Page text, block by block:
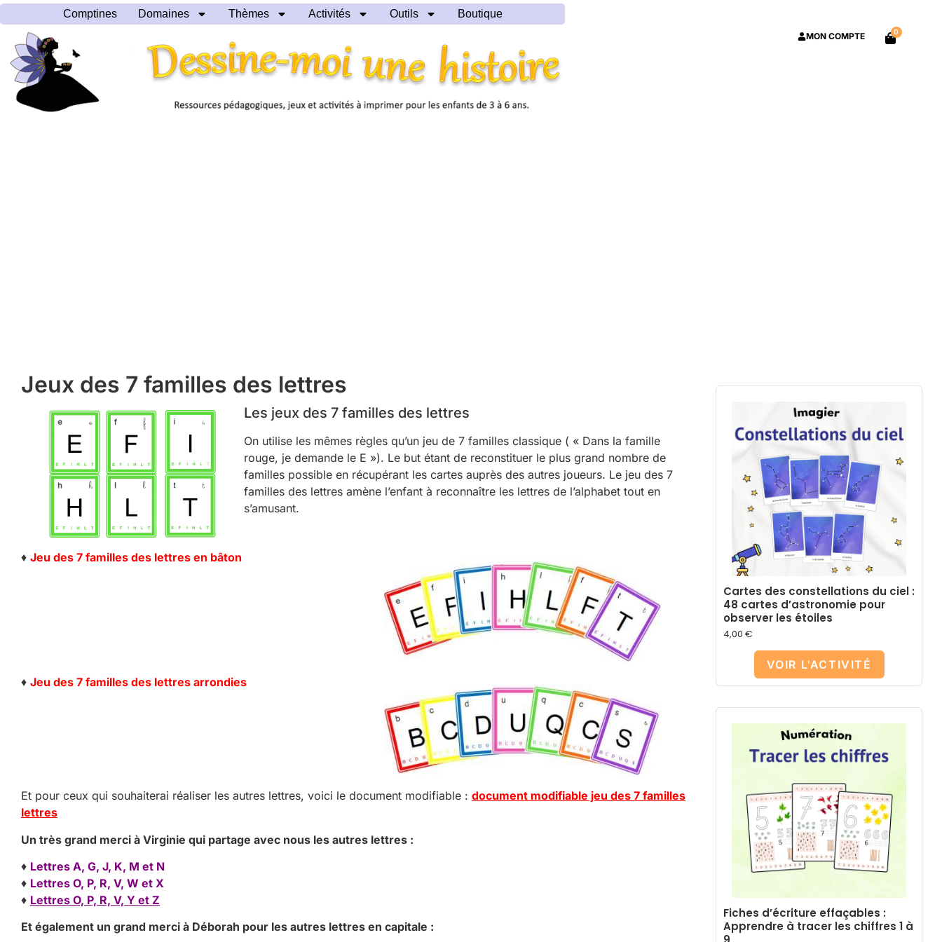
MON COMPTE 0
Comptines Domaines Thèmes Activités Outils Boutique
Jeux des 7 familles des lettres
Les jeux des 7 familles des lettres
On utilise les mêmes règles qu’un jeu de 7 familles classique ( « Dans la famille
rouge, je demande le E »). Le but étant de reconstituer le plus grand nombre de
familles possible en récupérant les cartes auprès des autres joueurs. Le jeu des 7
familles des lettres amène l’enfant à reconnaître les lettres de l’alphabet tout en
s’amusant.
♦ Jeu des 7 familles des lettres en bâton
♦ Jeu des 7 familles des lettres arrondies
Et pour ceux qui souhaiterai réaliser les autres lettres, voici le document modifiable : document modifiable jeu des 7 familles
lettres
Un très grand merci à Virginie qui partage avec nous les autres lettres :
♦ Lettres A, G, J, K, M et N
♦ Lettres O, P, R, V, W et X
♦ Lettres O, P, R, V, Y et Z
Et également un grand merci à Déborah pour les autres lettres en capitale :
Cartes des constellations du ciel :
48 cartes d’astronomie pour
observer les étoiles
4,00 €
VOIR L'ACTIVITÉ
Fiches d’écriture effaçables :
Apprendre à tracer les chiffres 1 à